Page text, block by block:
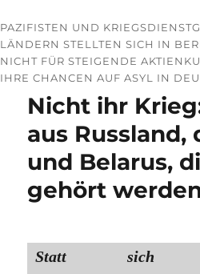
PAZIFISTEN UND
LÄNDERN STELLTEN SICH IN
NICHT FÜR STEIGENDE
IHRE CHANCEN AUF ASYL IN
Nicht ihr
aus Russland,
und Belarus,
gehört
Statt sich